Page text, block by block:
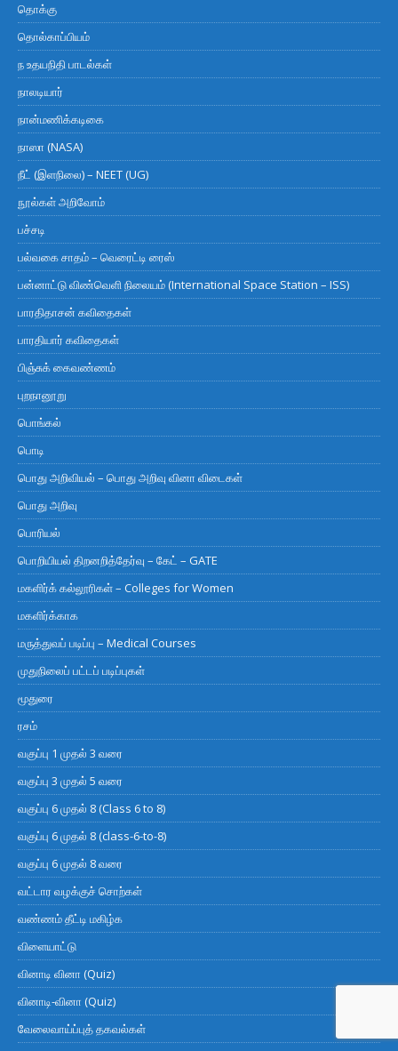
தொக்கு
தொல்காப்பியம்
ந உதயநிதி பாடல்கள்
நாலடியார்
நான்மணிக்கடிகை
நாஸா (NASA)
நீட் (இளநிலை) – NEET (UG)
நூல்கள் அறிவோம்
பச்சடி
பல்வகை சாதம் – வெரைட்டி ரைஸ்
பன்னாட்டு விண்வெளி நிலையம் (International Space Station – ISS)
பாரதிதாசன் கவிதைகள்
பாரதியார் கவிதைகள்
பிஞ்சுக் கைவண்ணம்
புறநானூறு
பொங்கல்
பொடி
பொது அறிவியல் – பொது அறிவு வினா விடைகள்
பொது அறிவு
பொரியல்
பொறியியல் திறனறித்தேர்வு – கேட் – GATE
மகளிர்க் கல்லூரிகள் – Colleges for Women
மகளிர்க்காக
மருத்துவப் படிப்பு – Medical Courses
முதுநிலைப் பட்டப் படிப்புகள்
மூதுரை
ரசம்
வகுப்பு 1 முதல் 3 வரை
வகுப்பு 3 முதல் 5 வரை
வகுப்பு 6 முதல் 8 (Class 6 to 8)
வகுப்பு 6 முதல் 8 (class-6-to-8)
வகுப்பு 6 முதல் 8 வரை
வட்டார வழக்குச் சொற்கள்
வண்ணம் தீட்டி மகிழ்க
விளையாட்டு
வினாடி வினா (Quiz)
வினாடி-வினா (Quiz)
வேலைவாய்ப்புத் தகவல்கள்